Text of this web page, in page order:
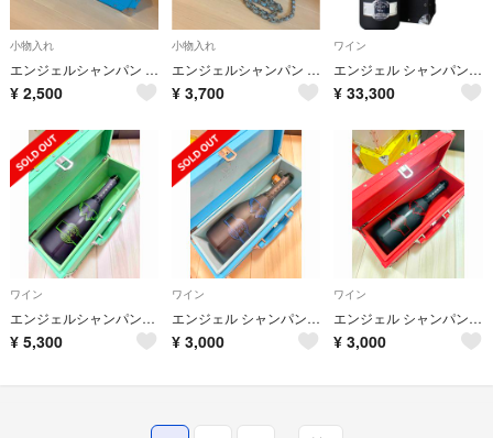
小物入れ
エンジェルシャンパン ヘイローブルー 空箱
¥ 2,500
小物入れ
エンジェルシャンパン ドゥミセック レザータイプ空箱
¥ 3,700
ワイン
エンジェル シャンパン ブリュット 750ml
¥ 33,300
ワイン
エンジェルシャンパン gin様専用
¥ 5,300
ワイン
エンジェル シャンパン ヘイローブルー 750ml 空き瓶
¥ 3,000
ワイン
エンジェル シャンパン ヘイローレッド 750ml 空き瓶
¥ 3,000